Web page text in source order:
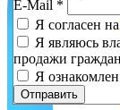
E-Mail *
Я согласен на
Я являюсь
продажи
Я
Отправить